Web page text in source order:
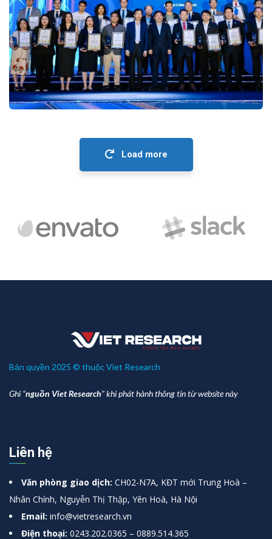
Lễ Công bố ESG10-ESG100-VIE10-
VIE50 2025
Lễ công bố và Vinh danh
Load more
Bản quyền 2025 © thuộc Viet Research
Ghi “nguồn Viet Research” khi phát hành thông tin từ website này
Liên hệ
Văn phòng giao dịch: CH02-N7A, KĐT mới Trung Hoà –
Nhân Chính, Nguyễn Thị Thập, Yên Hoà, Hà Nội
Email: info@vietresearch.vn
Điện thoại: 0243.202.0365 – 0889.514.365